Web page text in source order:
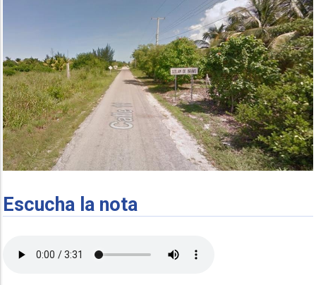
Escucha la nota